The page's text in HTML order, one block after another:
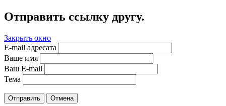
Отправить ссылку другу.
Закрыть окно
E-mail адресата
Ваше имя
Ваш E-mail
Тема
Отправить Отмена